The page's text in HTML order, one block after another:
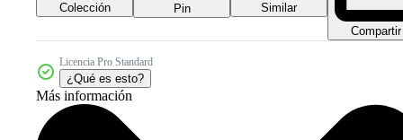
Colección Pin
Similar
Compartir
Licencia Pro Standard
¿Qué es esto?
Más información